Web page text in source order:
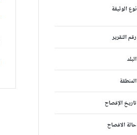
نوع الوثيقة
رقم التقرير
البلد
المنطقة
تاريخ الإفصاح
حالة الافصاح